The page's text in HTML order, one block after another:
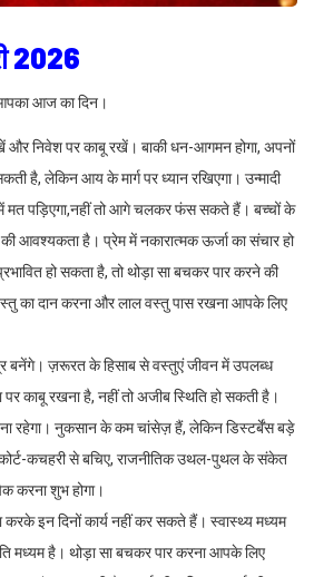
2026
आज का दिन।
और निवेश पर काबू रखें। बाकी धन-आगमन होगा, अपनों
है, लेकिन आय के मार्ग पर ध्यान रखिएगा। उन्मादी
मत पड़िएगा,नहीं तो आगे चलकर फंस सकते हैं। बच्चों के
आवश्यकता है। प्रेम में नकारात्मक ऊर्जा का संचार हो
हो सकता है, तो थोड़ा सा बचकर पार करने की
का दान करना और लाल वस्तु पास रखना आपके लिए
बनेंगे। ज़रूरत के हिसाब से वस्तुएं जीवन में उपलब्ध
काबू रखना है, नहीं तो अजीब स्थिति हो सकती है।
रहेगा। नुकसान के कम चांसेज़ हैं, लेकिन डिस्टर्बेंस बड़े
कचहरी से बचिए, राजनीतिक उथल-पुथल के संकेत
करना शुभ होगा।
करके इन दिनों कार्य नहीं कर सकते हैं। स्वास्थ्य मध्यम
मध्यम है। थोड़ा सा बचकर पार करना आपके लिए